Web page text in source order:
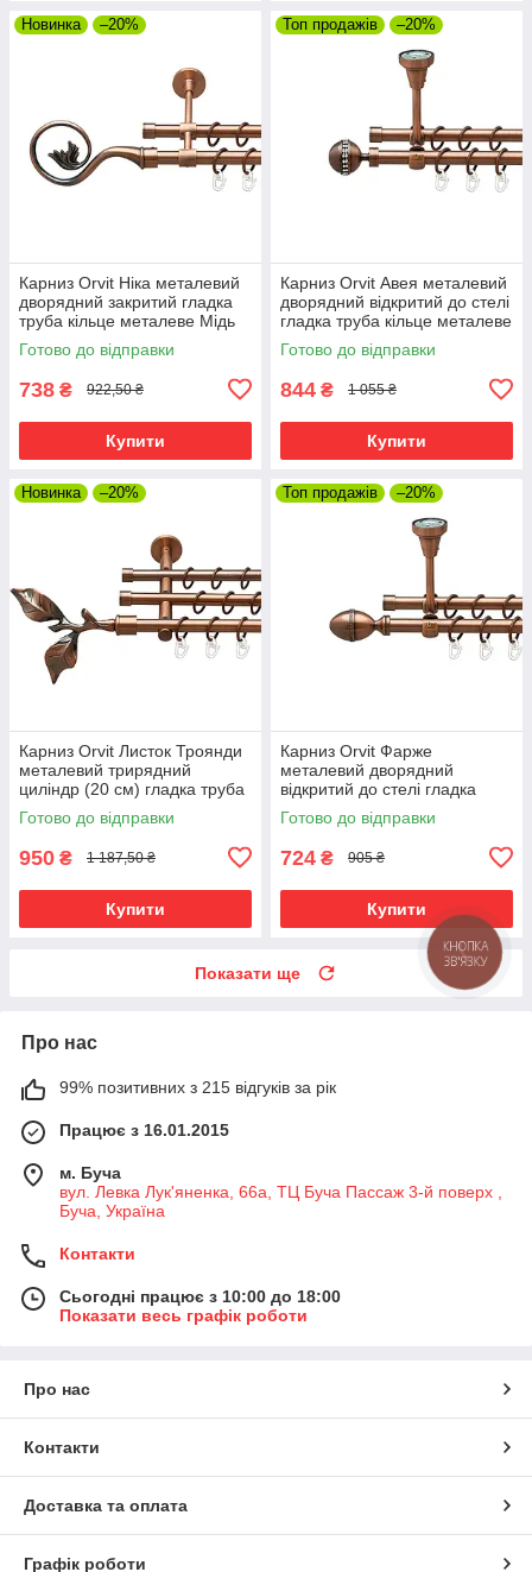
Новинка –20%
Карниз Orvit Ніка металевий
дворядний закритий гладка
труба кільце металеве Мідь
16\16 мм 120 см (00-
00019915)
Готово до відправки
738 ₴ 922,50 ₴
Купити
Топ продажів –20%
Карниз Orvit Авея металевий
дворядний відкритий до стелі
гладка труба кільце металеве
Мідь 16\16 мм 120 см (00-
00020021)
Готово до відправки
844 ₴ 1 055 ₴
Купити
Новинка –20%
Карниз Orvit Листок Троянди
металевий трирядний
циліндр (20 см) гладка труба
кільце металеве Мідь
16\16\16 мм 120 см (00-
Готово до відправки
950 ₴ 1 187,50 ₴
Купити
Топ продажів –20%
Карниз Orvit Фарже
металевий дворядний
відкритий до стелі гладка
труба кільце металеве Мідь
16\16 мм 120 см (00-
Готово до відправки
724 ₴ 905 ₴
Купити
Показати ще
Про нас
99% позитивних з 215 відгуків за рік
Працює з 16.01.2015
м. Буча
вул. Левка Лук'яненка, 66а, ТЦ Буча Пассаж 3-й поверх ,
Буча, Україна
Контакти
Сьогодні працює з 10:00 до 18:00
Показати весь графік роботи
Про нас
Контакти
Доставка та оплата
Графік роботи
КНОПКА
ЗВ'ЯЗКУ